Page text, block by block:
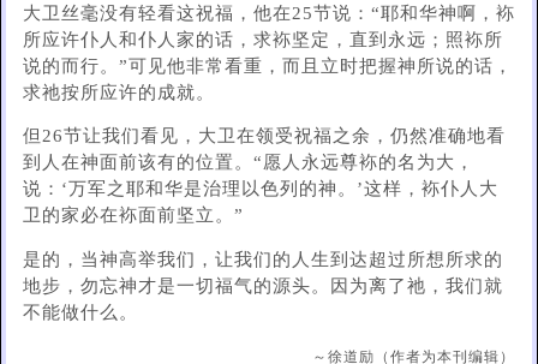
大卫丝毫没有轻看这祝福，他在25节说：“耶和华神啊，袮
所应许仆人和仆人家的话，求袮坚定，直到永远；照袮所
说的而行。”可见他非常看重，而且立时把握神所说的话，
求祂按所应许的成就。
但26节让我们看见，大卫在领受祝福之余，仍然准确地看
到人在神面前该有的位置。“愿人永远尊袮的名为大，
说：‘万军之耶和华是治理以色列的神。’这样，袮仆人大
卫的家必在袮面前坚立。”
是的，当神高举我们，让我们的人生到达超过所想所求的
地步，勿忘神才是一切福气的源头。因为离了祂，我们就
不能做什么。
～徐道励（作者为本刊编辑）